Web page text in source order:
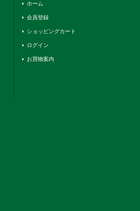
ホーム
会員登録
ショッピングカート
ログイン
お買物案内